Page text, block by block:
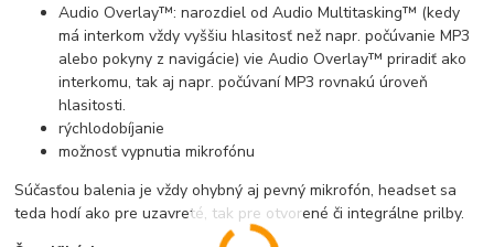
Audio Overlay™: narozdiel od Audio Multitasking™ (kedy
má interkom vždy vyššiu hlasitosť než napr. počúvanie MP3
alebo pokyny z navigácie) vie Audio Overlay™ priradiť ako
interkomu, tak aj napr. počúvaní MP3 rovnakú úroveň
hlasitosti.
rýchlodobíjanie
možnosť vypnutia mikrofónu
Súčasťou balenia je vždy ohybný aj pevný mikrofón, headset sa
teda hodí ako pre uzavreté, tak pre otvorené či integrálne prilby.